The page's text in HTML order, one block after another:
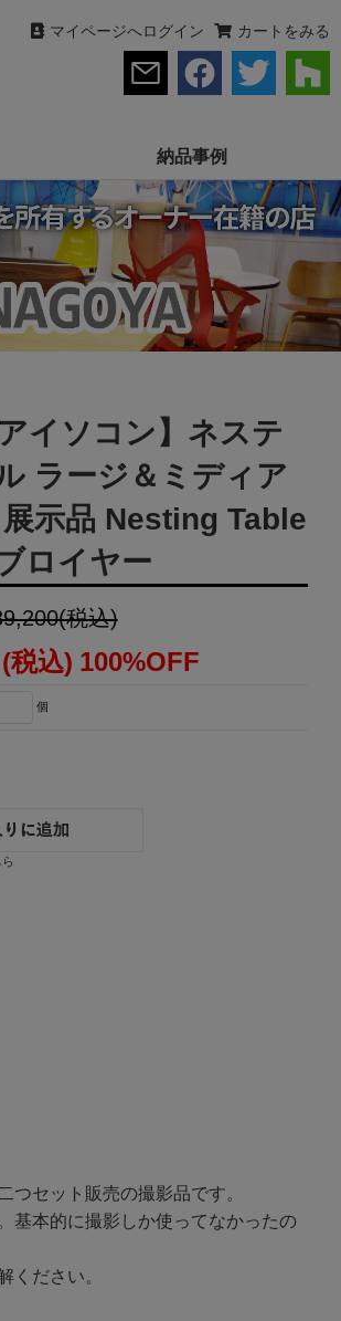
マイページへログイン カートをみる
納品事例
イソコン】ネステ
ラージ＆ミディア
示品 Nesting Table
ロイヤー
(税込)
(税込) 100%OFF
個
セット販売の撮影品です。
基本的に撮影しか使ってなかったの
ください。